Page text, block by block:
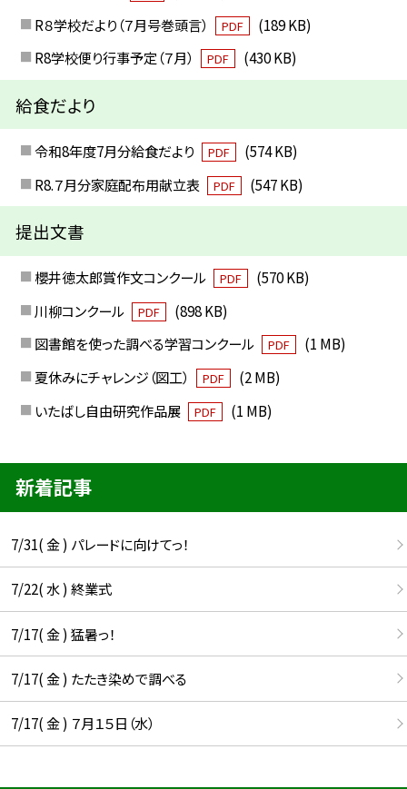
R８学校だより（７月号巻頭言）
PDF
(189 KB)
R8学校便り行事予定（７月）
PDF (430 KB)
給食だより
令和8年度7月分給食だより PDF
(574 KB)
R8.７月分家庭配布用献立表
PDF (547 KB)
提出文書
櫻井徳太郎賞作文コンクール PDF
(570 KB)
川柳コンクール
PDF
(898 KB)
図書館を使った調べる学習コンクール
PDF
(1 MB)
夏休みにチャレンジ（図工）
PDF
(2 MB)
いたばし自由研究作品展
PDF (1 MB)
新着記事
7/31( 金 ) パレードに向けてっ！
7/22( 水 ) 終業式
7/17( 金 ) 猛暑っ！
7/17( 金 ) たたき染めで調べる
7/17( 金 ) ７月１５日（水）